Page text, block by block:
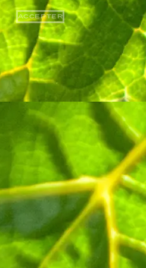
ACCEPTER